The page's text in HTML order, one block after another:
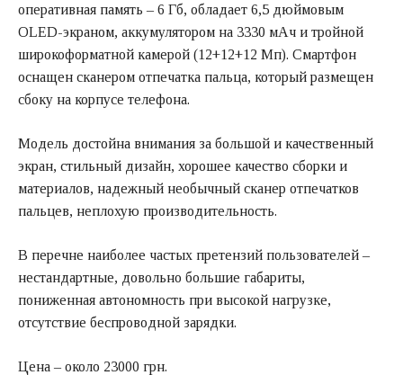
оперативная память – 6 Гб, обладает 6,5 дюймовым
OLED-экраном, аккумулятором на 3330 мАч и тройной
широкоформатной камерой (12+12+12 Мп). Смартфон
оснащен сканером отпечатка пальца, который размещен
сбоку на корпусе телефона.
Модель достойна внимания за большой и качественный
экран, стильный дизайн, хорошее качество сборки и
материалов, надежный необычный сканер отпечатков
пальцев, неплохую производительность.
В перечне наиболее частых претензий пользователей –
нестандартные, довольно большие габариты,
пониженная автономность при высокой нагрузке,
отсутствие беспроводной зарядки.
Цена – около 23000 грн.